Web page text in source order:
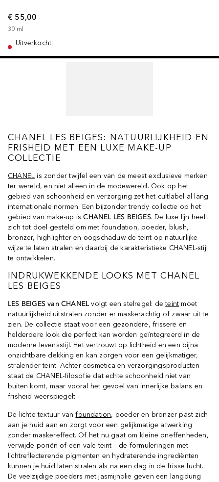
€ 55,00
30 ml
Uitverkocht
CHANEL LES BEIGES: NATUURLIJKHEID EN
FRISHEID MET EEN LUXE MAKE-UP
COLLECTIE
CHANEL is zonder twijfel een van de meest exclusieve merken
ter wereld, en niet alleen in de modewereld. Ook op het
gebied van schoonheid en verzorging zet het cultlabel al lang
internationale normen. Een bijzonder trendy collectie op het
gebied van make-up isCHANEL LES BEIGES. De luxe lijn heeft
zich tot doel gesteld om met foundation, poeder, blush,
bronzer, highlighter en oogschaduw de teint op natuurlijke
wijze te laten stralen en daarbij de karakteristieke CHANEL-stijl
te ontwikkelen.
INDRUKWEKKENDE LOOKS MET CHANEL
LES BEIGES
LES BEIGES van CHANEL volgt een stelregel: deteint moet
natuurlijkheid uitstralen zonder er maskerachtig of zwaar uit te
zien. De collectie staat voor een gezondere, frissere en
helderdere look die perfect kan worden geïntegreerd in de
moderne levensstijl. Het vertrouwt op lichtheid en een bijna
onzichtbare dekking en kan zorgen voor een gelijkmatiger,
stralender teint. Achter cosmetica en verzorgingsproducten
staat de CHANEL-filosofie dat echte schoonheid niet van
buiten komt, maar vooral het gevoel van innerlijke balans en
frisheid weerspiegelt.
De lichte textuur vanfoundation, poeder en bronzer past zich
aan je huid aan en zorgt voor een gelijkmatige afwerking
zonder maskereffect. Of het nu gaat om kleine oneffenheden,
verwijde poriën of een vale teint – de formuleringen met
lichtreflecterende pigmenten en hydraterende ingrediënten
kunnen je huid laten stralen als na een dag in de frisse lucht.
De veelzijdige poeders met jasmijnolie geven een langdurig